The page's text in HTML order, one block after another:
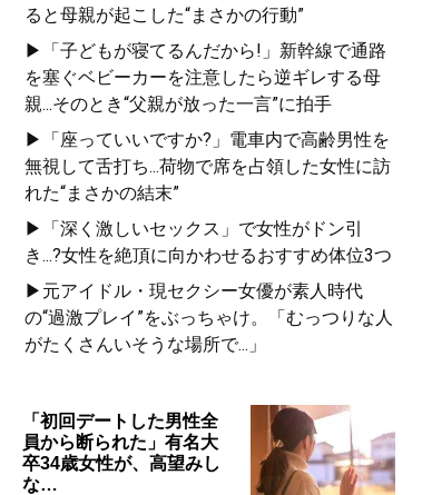
ると母親が起こした“まさかの行動”
▶「子どもが寝てるんだから!」新幹線で通路
を塞ぐベビーカーを注意したら逆ギレする母
親...そのとき“父親が放った一言”に拍手
▶「座っていいですか?」電車内で高齢男性を
無視して舌打ち...荷物で席を占領した女性に訪
れた“まさかの結末”
▶「深く激しいセックス」で女性がドン引
き...?女性を絶頂に向かわせるおすすめ体位3つ
▶元アイドル・現セクシー女優が素人時代
の“過激プレイ”をぶっちゃけ。「むっつりな人
がたくさんいそうな場所で...」
「初回デートした男性全
員から断られた」有名大
卒34歳女性が、高望みし
な…